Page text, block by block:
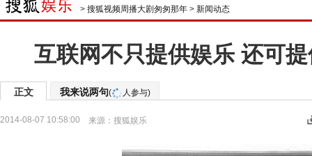
> 搜狐视频周播大剧匆匆那年 > 新闻动态
互联网不只提供娱乐 还可
正文 我来说两句( 人参与)
2014-08-07 10:58:00 来源： 搜狐娱乐